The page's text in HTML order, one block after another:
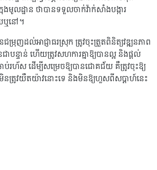
ងមូលដ្ឋាន ថាបានទទួលចាក់វ៉ាក់សាំងបង្ការ
ឬនៅ។
ម្រុញដល់អាជ្ញាធរស្រុក ត្រូវចុះត្រួតពិនិត្យវឌ្ឍនភាព
ាបន្ទាន់ ហើយត្រូវសហការគ្នាឱ្យបានល្អ និងផ្តល់
ប់រហ័ស ដើម្បីសម្រេចឱ្យបានជោគជ័យ គឺត្រូវចុះឱ្យ
ត្រូវយឺតយ៉ាវនោះទេ និងមិនឱ្យហួសពីសប្តាហ៍នេះ